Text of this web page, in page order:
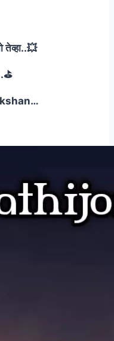
तेव्हा..💥